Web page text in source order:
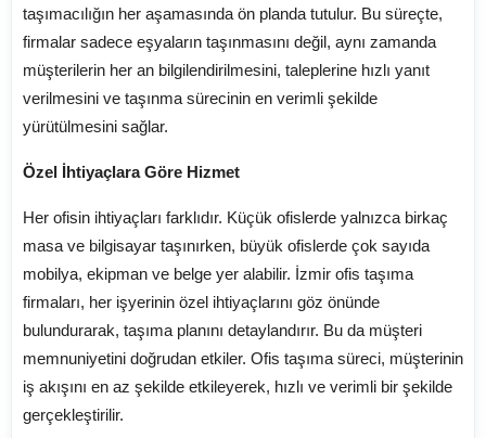
taşımacılığın her aşamasında ön planda tutulur. Bu süreçte,
firmalar sadece eşyaların taşınmasını değil, aynı zamanda
müşterilerin her an bilgilendirilmesini, taleplerine hızlı yanıt
verilmesini ve taşınma sürecinin en verimli şekilde
yürütülmesini sağlar.
Özel İhtiyaçlara Göre Hizmet
Her ofisin ihtiyaçları farklıdır. Küçük ofislerde yalnızca birkaç
masa ve bilgisayar taşınırken, büyük ofislerde çok sayıda
mobilya, ekipman ve belge yer alabilir. İzmir ofis taşıma
firmaları, her işyerinin özel ihtiyaçlarını göz önünde
bulundurarak, taşıma planını detaylandırır. Bu da müşteri
memnuniyetini doğrudan etkiler. Ofis taşıma süreci, müşterinin
iş akışını en az şekilde etkileyerek, hızlı ve verimli bir şekilde
gerçekleştirilir.